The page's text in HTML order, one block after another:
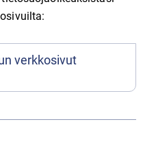
verkkosivut